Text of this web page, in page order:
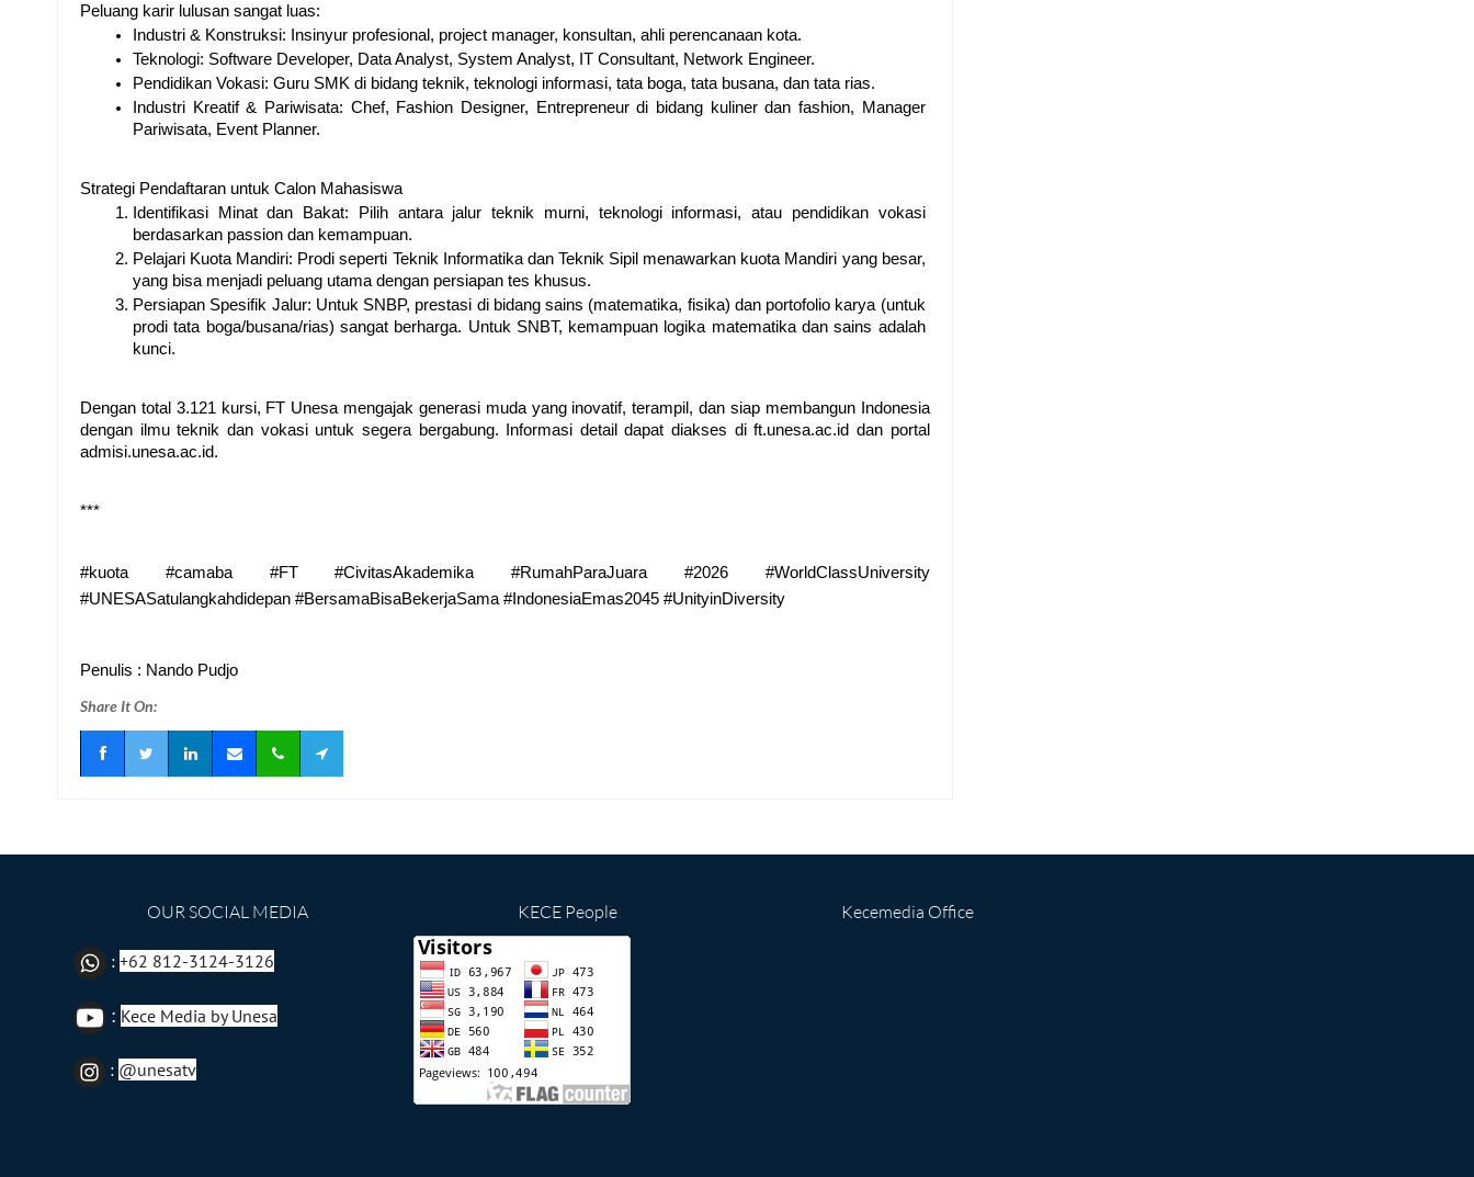
Peluang karir lulusan sangat luas:
Industri & Konstruksi: Insinyur profesional, project manager, konsultan, ahli perencanaan kota.
Teknologi: Software Developer, Data Analyst, System Analyst, IT Consultant, Network Engineer.
Pendidikan Vokasi: Guru SMK di bidang teknik, teknologi informasi, tata boga, tata busana, dan tata rias.
Industri Kreatif & Pariwisata: Chef, Fashion Designer, Entrepreneur di bidang kuliner dan fashion, Manager
Pariwisata, Event Planner.
Strategi Pendaftaran untuk Calon Mahasiswa
Identifikasi Minat dan Bakat: Pilih antara jalur teknik murni, teknologi informasi, atau pendidikan vokasi
berdasarkan passion dan kemampuan.
Pelajari Kuota Mandiri: Prodi seperti Teknik Informatika dan Teknik Sipil menawarkan kuota Mandiri yang besar,
yang bisa menjadi peluang utama dengan persiapan tes khusus.
Persiapan Spesifik Jalur: Untuk SNBP, prestasi di bidang sains (matematika, fisika) dan portofolio karya (untuk
prodi tata boga/busana/rias) sangat berharga. Untuk SNBT, kemampuan logika matematika dan sains adalah
kunci.
Dengan total 3.121 kursi, FT Unesa mengajak generasi muda yang inovatif, terampil, dan siap membangun Indonesia
dengan ilmu teknik dan vokasi untuk segera bergabung. Informasi detail dapat diakses di ft.unesa.ac.id
admisi.unesa.ac.id.
***
#kuota #camaba #FT #CivitasAkademika #RumahParaJuara #2026 #WorldClassUniversity
#UNESASatulangkahdidepan #BersamaBisaBekerjaSama #IndonesiaEmas2045 #UnityinDiversity
Penulis : Nando Pudjo
Share It On:
OUR SOCIAL MEDIA
:+62 812-3124-3126
: Kece Media by Unesa
: @unesatv
KECE People Kecemedia Office